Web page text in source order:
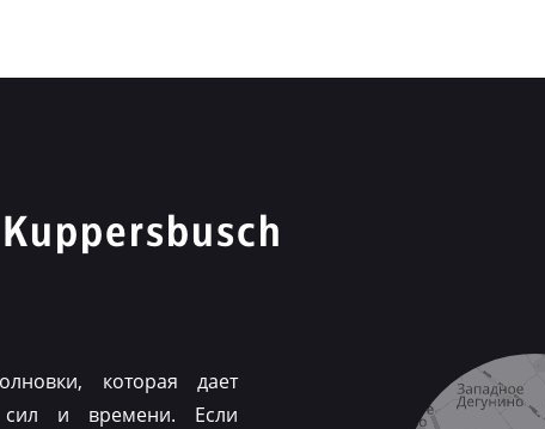
которая дает
сил и времени. Если